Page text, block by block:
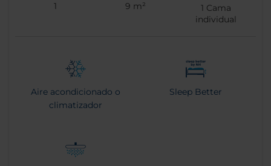
1 9 m² 1 Cama
individual
Aire acondicionado o
climatizador
Sleep Better